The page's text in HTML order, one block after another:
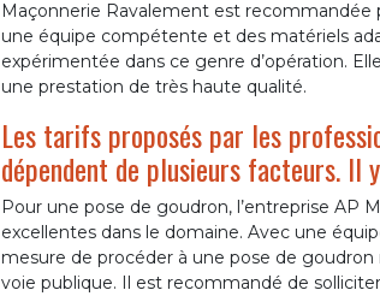
Maçonnerie Ravalement est recommandée
une équipe compétente et des matériels
expérimentée dans ce genre d’opération.
une prestation de très haute qualité.
Les tarifs proposés par les
dépendent de plusieurs facteurs. Il
Pour une pose de goudron, l’entreprise AP
excellentes dans le domaine. Avec une
mesure de procéder à une pose de
voie publique. Il est recommandé de